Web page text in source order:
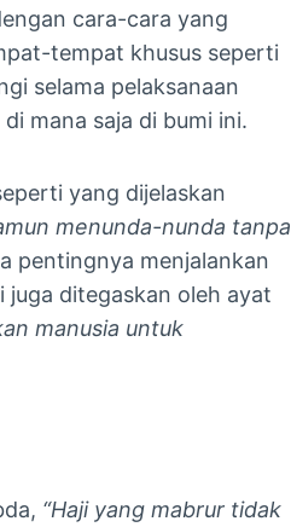
cara-cara yang
tempat khusus seperti
selama pelaksanaan
mana saja di bumi ini​.
yang dijelaskan
menunda-nunda tanpa
pentingnya menjalankan
juga ditegaskan oleh ayat
manusia untuk
“Haji yang mabrur tidak